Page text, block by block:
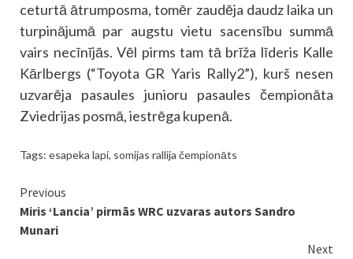
ceturtā ātrumposma, tomēr zaudēja daudz laika un
turpinājumā par augstu vietu sacensību summā
vairs necīnījās. Vēl pirms tam tā brīža līderis Kalle
Kārlbergs (“Toyota GR Yaris Rally2”), kurš nesen
uzvarēja pasaules junioru pasaules čempionāta
Zviedrijas posmā, iestrēga kupenā.
Tags: esapeka lapi, somijas rallija čempionāts
Continue
Reading
Previous
Miris ‘Lancia’ pirmās WRC uzvaras autors Sandro
Munari
Next